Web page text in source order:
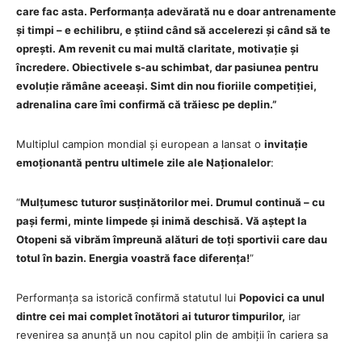
care fac asta. Performanța adevărată nu e doar antrenamente
și timpi – e echilibru, e știind când să accelerezi și când să te
oprești. Am revenit cu mai multă claritate, motivație și
încredere. Obiectivele s-au schimbat, dar pasiunea pentru
evoluție rămâne aceeași. Simt din nou fioriile competiției,
adrenalina care îmi confirmă că trăiesc pe deplin.”
Multiplul campion mondial și european a lansat o invitație
emoționantă pentru ultimele zile ale Naționalelor:
“Mulțumesc tuturor susținătorilor mei. Drumul continuă – cu
pași fermi, minte limpede și inimă deschisă. Vă aștept la
Otopeni să vibrăm împreună alături de toți sportivii care dau
totul în bazin. Energia voastră face diferența!”
Performanța sa istorică confirmă statutul lui Popovici ca unul
dintre cei mai complet înotători ai tuturor timpurilor, iar
revenirea sa anunță un nou capitol plin de ambiții în cariera sa